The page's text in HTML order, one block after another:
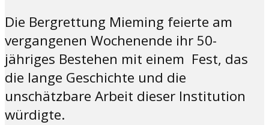
Die Bergrettung Mieming feierte am
vergangenen Wochenende ihr 50-
jähriges Bestehen mit einem Fest, das
die lange Geschichte und die
unschätzbare Arbeit dieser Institution
würdigte.